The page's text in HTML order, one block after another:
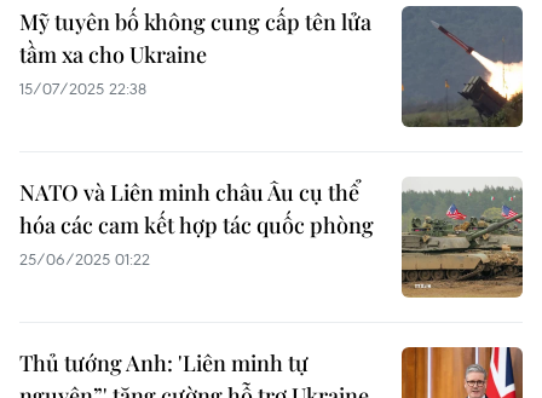
Mỹ tuyên bố không cung cấp tên lửa
tầm xa cho Ukraine
15/07/2025 22:38
NATO và Liên minh châu Âu cụ thể
hóa các cam kết hợp tác quốc phòng
25/06/2025 01:22
Thủ tướng Anh: 'Liên minh tự